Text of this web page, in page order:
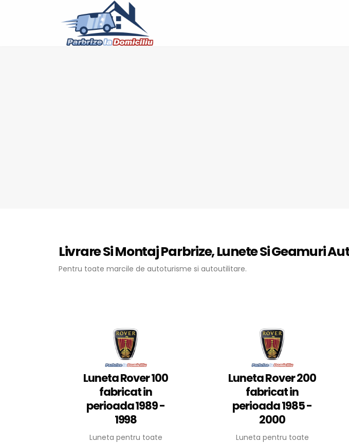
Livrare Si Montaj Parbrize, Lunete Si Geamuri
Pentru toate marcile de autoturisme si autoutilitare.
Luneta Rover 100
fabricat in
perioada 1989 -
1998
Luneta pentru toate
Luneta Rover 200
fabricat in
perioada 1985 -
2000
Luneta pentru toate